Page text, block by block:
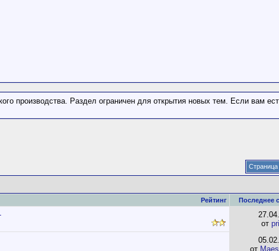
производства. Раздел ограничен для открытия новых тем. Если вам
Страница
Рейтинг Последнее
от
от